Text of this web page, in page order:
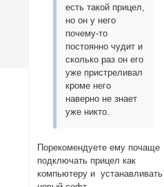
есть такой прицел,
но он у него
почему-то
постоянно чудит и
сколько раз он его
уже пристреливал
кроме него
наверно не знает
уже никто.
Порекомендуете ему почаще
подключать прицел как
компьютеру и устанавливать